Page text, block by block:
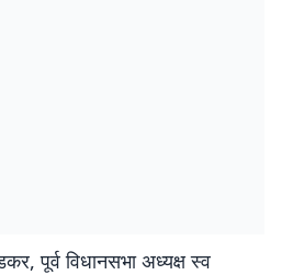
पूर्व विधानसभा अध्यक्ष स्व